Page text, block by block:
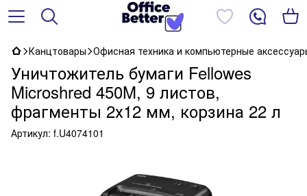
Канцтовары Офисная техника и компьютерные
Уничтожитель бумаги Fellowes
Microshred 450M, 9 листов,
фрагменты 2х12 мм, корзина 22 л
Артикул: f.U4074101